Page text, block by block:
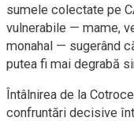
sumele colectate pe
vulnerabile — mame,
monahal — sugerând
putea fi mai degrabă
Întâlnirea de la
confruntări decisive